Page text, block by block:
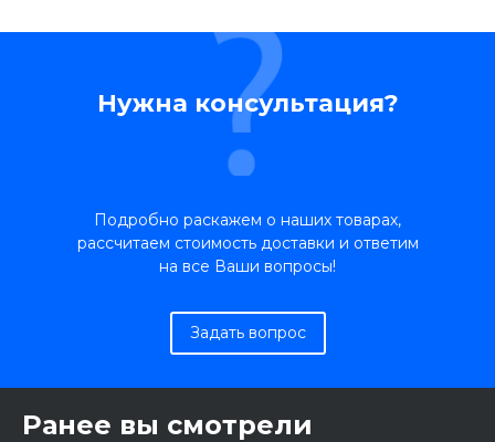
Нужна консультация?
Подробно раскажем о наших товарах,
рассчитаем стоимость доставки и ответим
на все Ваши вопросы!
Задать вопрос
Ранее вы смотрели